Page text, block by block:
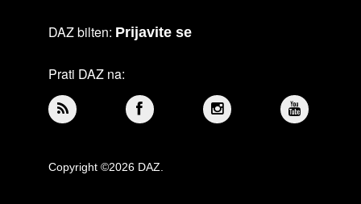
DAZ bilten: Prijavite se
Prati DAZ na:
Copyright ©2026 DAZ.